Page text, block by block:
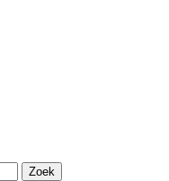
Zoek